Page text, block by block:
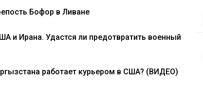
Бофор в Ливане
и Ирана. Удастся ли предотвратить военный
работает курьером в США? (ВИДЕО)